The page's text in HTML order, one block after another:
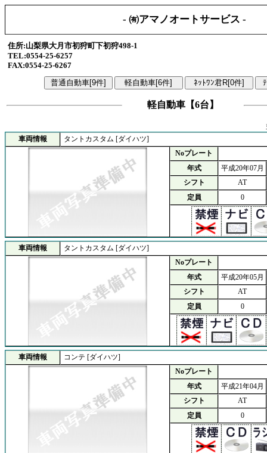
- ㈲アマノオートサービス -
住所:山梨県大月市初狩町下初狩498-1
TEL:0554-25-6257
FAX:0554-25-6267
軽自動車【6台】
車両情報
タントカスタム [ダイハツ]
Noプレート
年式
平成20年07月
シフト
AT
定員
0
車両情報
タントカスタム [ダイハツ]
Noプレート
年式
平成20年05月
シフト
AT
定員
0
車両情報
コンテ [ダイハツ]
Noプレート
年式
平成21年04月
シフト
AT
定員
0